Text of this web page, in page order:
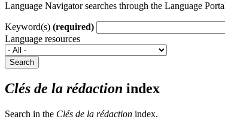
Language Navigator searches through the Language
Keyword(s) (required)
Language resources
Search
Clés de la rédaction index
Search in the Clés de la rédaction index.